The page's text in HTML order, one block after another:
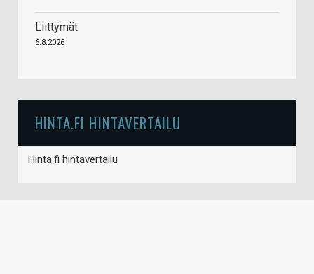
Liittymät
6.8.2026
HINTA.FI HINTAVERTAILU
Hinta.fi hintavertailu